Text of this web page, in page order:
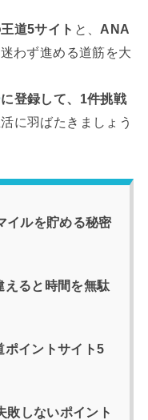
道5サイト と、 ANA
わず進める道筋を大
に登録して、1件挑戦
に羽ばたきましょう
イルを貯める秘密
えると時間を無駄
ポイントサイト5
しないポイント